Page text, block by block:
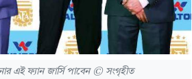
এই ফ্যান জার্সি পাবেন © সংগৃহীত